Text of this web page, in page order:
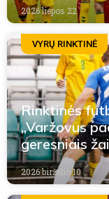
2026 liepos 22
VYRŲ RINKTINĖ
Rinktinės
„Varžovus
geresniais
2026 birželio 10